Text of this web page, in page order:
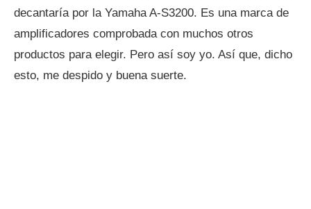
decantaría por la Yamaha A-S3200. Es una marca de
amplificadores comprobada con muchos otros
productos para elegir. Pero así soy yo. Así que, dicho
esto, me despido y buena suerte.